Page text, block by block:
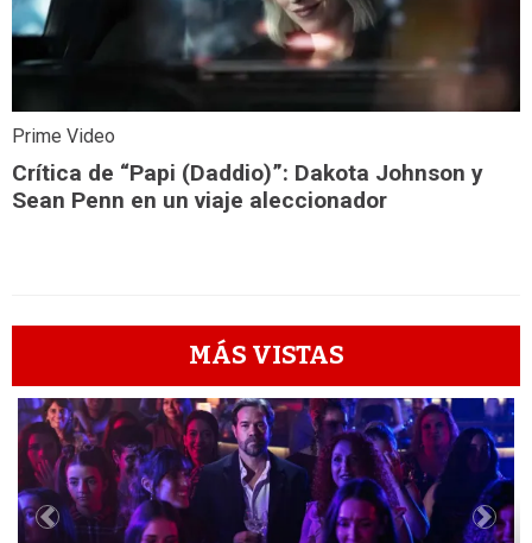
Prime Video
Crítica de “Papi (Daddio)”: Dakota Johnson y
Sean Penn en un viaje aleccionador
MÁS VISTAS
1
Previous Next